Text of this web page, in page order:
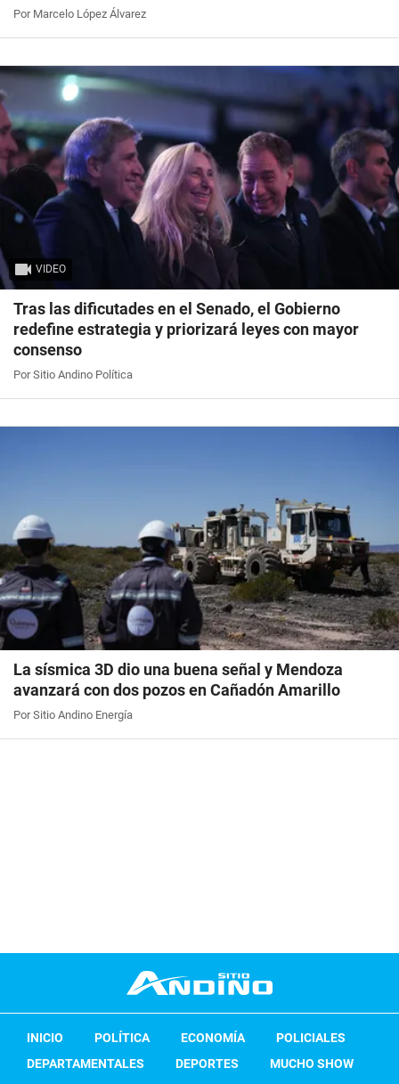
Por Marcelo López Álvarez
VIDEO
Tras las dificutades en el Senado, el Gobierno
redefine estrategia y priorizará leyes con mayor
consenso
Por Sitio Andino Política
La sísmica 3D dio una buena señal y Mendoza
avanzará con dos pozos en Cañadón Amarillo
Por Sitio Andino Energía
INICIO POLÍTICA ECONOMÍA
POLICIALES
DEPARTAMENTALES
DEPORTES
MUCHO SHOW